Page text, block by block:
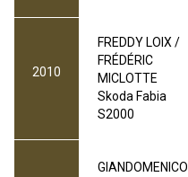
2010
FREDDY LOIX /
FRÉDÉRIC
MICLOTTE
Skoda Fabia
S2000
GIANDOMENICO